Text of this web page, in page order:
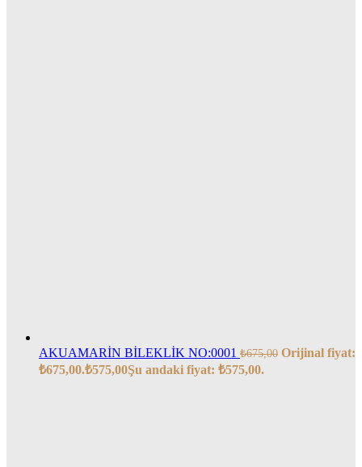
AKUAMARİN BİLEKLİK NO:0001 ₺675,00 Orijinal fiyat:
₺675,00.₺575,00Şu andaki fiyat: ₺575,00.